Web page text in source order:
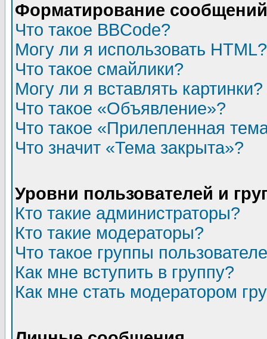
Форматирование
Что такое BBCode?
Могу ли я использовать HTML?
Что такое смайлики?
Могу ли я вставлять картинки?
Что такое «Объявление»?
Что такое «Прилепленная
Что значит «Тема закрыта»?
Уровни пользователей и
Кто такие администраторы?
Кто такие модераторы?
Что такое группы
Как мне вступить в группу?
Как мне стать модератором